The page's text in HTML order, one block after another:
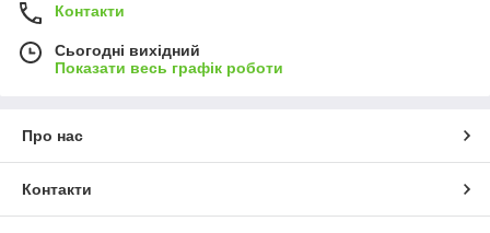
Контакти
Сьогодні вихідний
Показати весь графік роботи
Про нас
Контакти